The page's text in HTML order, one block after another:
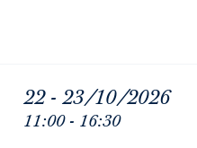
22 - 23/10/2026
11:00 - 16:30